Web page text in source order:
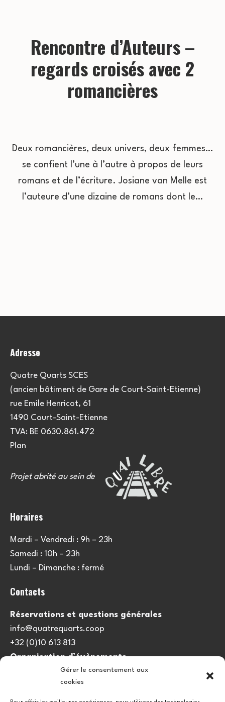
Gérer le consentement aux
cookies
Rencontre d’Auteurs –
regards croisés avec 2
romancières
Deux romancières, deux univers, deux femmes…
se confient l’une à l’autre à propos de leurs
romans et de l’écriture. Josiane van Melle est
l’auteure d’une dizaine de romans dont le…
Adresse
Quatre Quarts SCES
(ancien bâtiment de Gare de Court-Saint-Etienne)
rue Emile Henricot, 61
1490 Court-Saint-Etienne
TVA: BE 0630.861.472
Plan
Projet abrité au sein de
Horaires
Mardi – Vendredi : 9h – 23h
Samedi : 10h – 23h
Lundi – Dimanche : fermé
Contacts
Réservations et questions générales
info@quatrequarts.coop
+32 (0)10 613 813
Organisation d’évènements
viedulieu@quatrequarts.coop